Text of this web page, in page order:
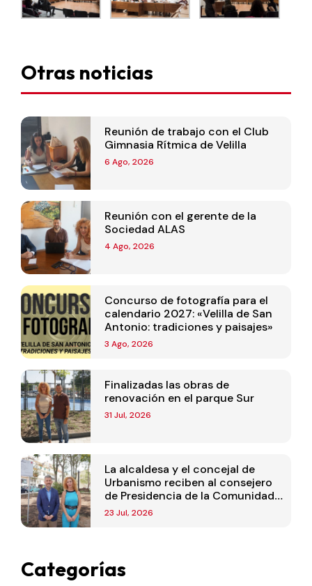
Otras noticias
Reunión de trabajo con el Club
Gimnasia Rítmica de Velilla
6 Ago, 2026
Reunión con el gerente de la
Sociedad ALAS
4 Ago, 2026
Concurso de fotografía para el
calendario 2027: «Velilla de San
Antonio: tradiciones y paisajes»
3 Ago, 2026
Finalizadas las obras de
renovación en el parque Sur
31 Jul, 2026
La alcaldesa y el concejal de
Urbanismo reciben al consejero
de Presidencia de la Comunidad
de Madrid
23 Jul, 2026
Categorías